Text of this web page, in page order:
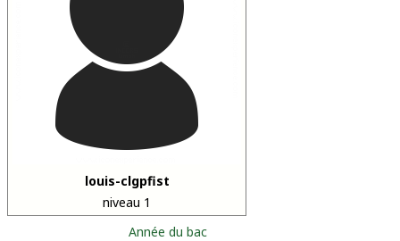
louis-clgpfist
niveau 1
Année du bac